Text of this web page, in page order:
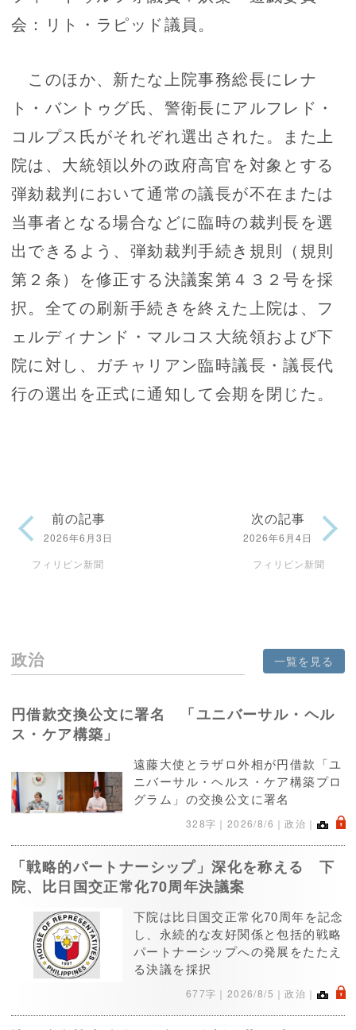
会：リト・ラピッド議員。
このほか、新たな上院事務総長にレナ
ト・バントゥグ氏、警衛長にアルフレド・
コルプス氏がそれぞれ選出された。また上
院は、大統領以外の政府高官を対象とする
弾劾裁判において通常の議長が不在または
当事者となる場合などに臨時の裁判長を選
出できるよう、弾劾裁判手続き規則（規則
第２条）を修正する決議案第４３２号を採
択。全ての刷新手続きを終えた上院は、フ
ェルディナンド・マルコス大統領および下
院に対し、ガチャリアン臨時議長・議長代
行の選出を正式に通知して会期を閉じた。
前の記事
2026年6月3日
フィリピン新聞
次の記事
2026年6月4日
フィリピン新聞
政治 一覧を見る
円借款交換公文に署名 「ユニバーサル・ヘル
ス・ケア構築」
遠藤大使とラザロ外相が円借款「ユ
ニバーサル・ヘルス・ケア構築プロ
グラム」の交換公文に署名
328字｜ 2026/8/6 ｜政治｜ .
「戦略的パートナーシップ」深化を称える 下
院、比日国交正常化70周年決議案
下院は比日国交正常化70周年を記念
し、永続的な友好関係と包括的戦略
パートナーシップへの発展をたたえ
る決議を採択
677字｜ 2026/8/5 ｜政治｜ .